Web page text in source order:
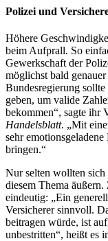
Polizei und
Höhere
beim Aufprall. So
Gewerkschaft der
möglichst bald
Bundesregierung
geben, um valide
bekommen“, sagte ihr
Handelsblatt. „Mit
sehr
bringen.“
Nur selten wollten
diesem Thema
eindeutig: „Ein
Versicherer sinnvoll.
beitragen würde, ist
unbestritten“, heißt es